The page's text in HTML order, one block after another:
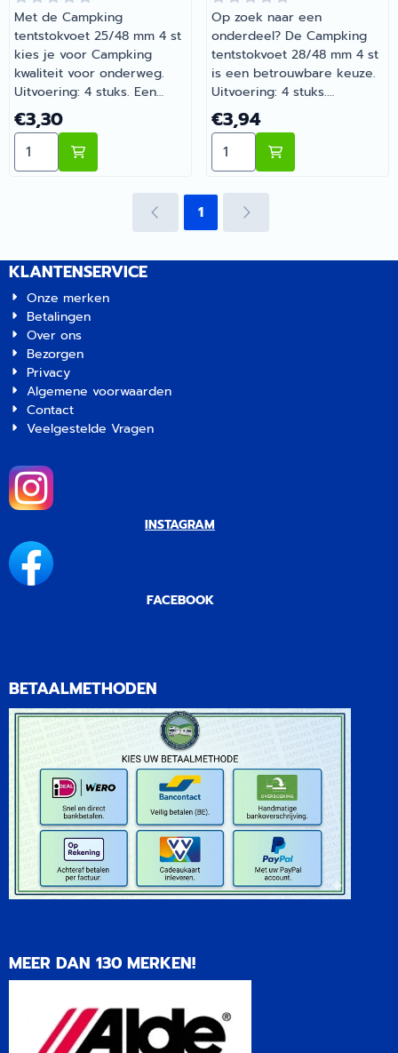
Met de Campking
tentstokvoet 25/48 mm 4 st
kies je voor Campking
kwaliteit voor onderweg.
Uitvoering: 4 stuks. Een
slimme aanvulling op de
uitrusting van je camper of
caravan. Barsema Recreatie
levert camper-, caravan- en
Prijs: 3,30
€3,30
Aantal kiezen voor Campking tentstokvoet 25/48 mm
Op zoek naar een
onderdeel? De Campking
tentstokvoet 28/48 mm 4 st
is een betrouwbare keuze.
Uitvoering: 4 stuks.
Onmisbaar voor wie
comfortabel op pad gaat
met de camper of caravan.
Bestel dit onderdeel
Barsema Recreatie, jouw
recreatiespecialist.
Prijs: 3,94
€3,94
Aantal kiezen voor
1
KLANTENSERVICE
Onze merken
Betalingen
Over ons
Bezorgen
Privacy
Algemene voorwaarden
Contact
Veelgestelde Vragen
INSTAGRAM
FACEBOOK
BETAALMETHODEN
MEER DAN 130 MERKEN!